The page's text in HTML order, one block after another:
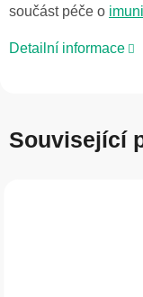
součást péče o
Detailní informace
Související